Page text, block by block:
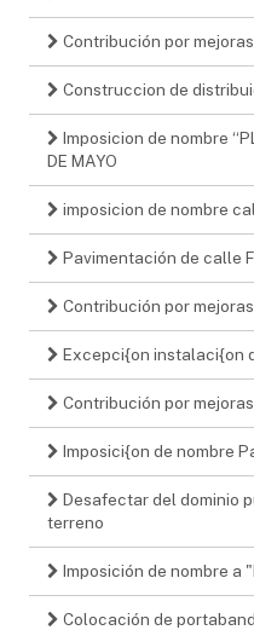
Contribución por
Construccion de
Imposicion de nombre
DE MAYO
imposicion de nombre
Pavimentación de calle
Contribución por
Excepci{on instalaci{on
Contribución por
Imposici{on de nombre
Desafectar del dominio
terreno
Imposición de nombre a
Colocación de